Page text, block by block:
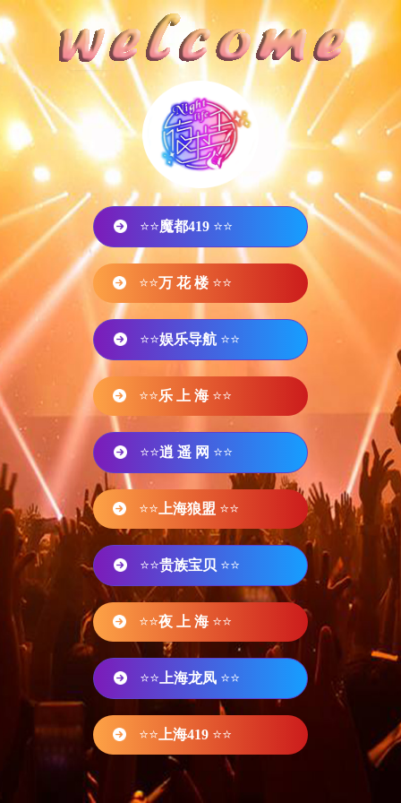
⭐⭐魔都419 ⭐⭐
⭐⭐万 花 楼 ⭐⭐
⭐⭐娱乐导航 ⭐⭐
⭐⭐乐 上 海 ⭐⭐
⭐⭐逍 遥 网 ⭐⭐
⭐⭐ 上海狼盟 ⭐⭐
⭐⭐贵族宝贝 ⭐⭐
⭐⭐夜 上 海 ⭐⭐
⭐⭐ 上海龙凤 ⭐⭐
⭐⭐ 上海419 ⭐⭐